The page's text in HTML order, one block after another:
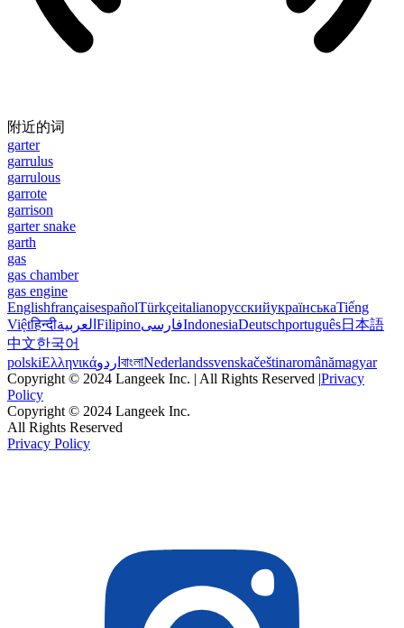
附近的词
garter
garrulus
garrulous
garrote
garrison
garter snake
garth
gas
gas chamber
gas engine
EnglishfrançaisespañolTürkçeitalianoрусскийукраїнськаTiếng
Việtहिन्दीالعربية FilipinoفارسیIndonesiaDeutschportuguês日本語
中文한국어
polskiΕλληνικάاردو বাংলাNederlandssvenskačeštinaromânămagyar
Copyright © 2024 Langeek Inc. | All Rights Reserved |Privacy
Policy
Copyright © 2024 Langeek Inc.
All Rights Reserved
Privacy Policy